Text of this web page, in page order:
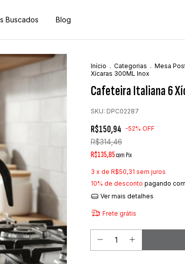
Buscados Blog
Início . Categorias . Mesa
Xícaras 300ML Inox
Cafeteira Italiana 6
SKU: DPC02287
R$150,94 -52% OFF
R$314,46
R$135,85com Pix
3 x de R$50,31 sem juros
10% de desconto pagando
Ver mais detalhes
Frete grátis